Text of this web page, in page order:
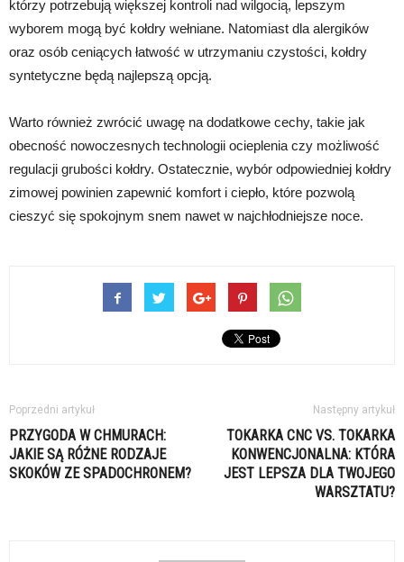
którzy potrzebują większej kontroli nad wilgocią, lepszym
wyborem mogą być kołdry wełniane. Natomiast dla alergików
oraz osób ceniących łatwość w utrzymaniu czystości, kołdry
syntetyczne będą najlepszą opcją.
Warto również zwrócić uwagę na dodatkowe cechy, takie jak
obecność nowoczesnych technologii ocieplenia czy możliwość
regulacji grubości kołdry. Ostatecznie, wybór odpowiedniej kołdry
zimowej powinien zapewnić komfort i ciepło, które pozwolą
cieszyć się spokojnym snem nawet w najchłodniejsze noce.
Poprzedni artykuł
PRZYGODA W CHMURACH:
JAKIE SĄ RÓŻNE RODZAJE
SKOKÓW ZE SPADOCHRONEM?
Następny artykuł
TOKARKA CNC VS. TOKARKA
KONWENCJONALNA: KTÓRA
JEST LEPSZA DLA TWOJEGO
WARSZTATU?